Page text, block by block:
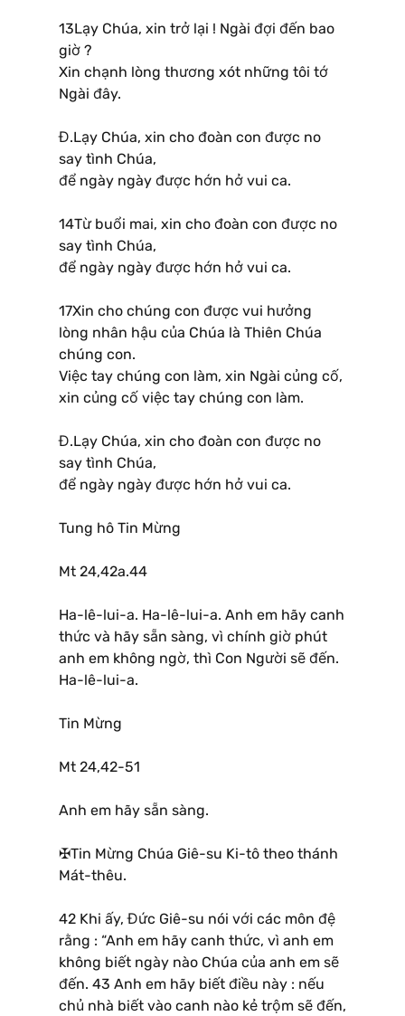
13Lạy Chúa, xin trở lại ! Ngài đợi đến bao
giờ ?
Xin chạnh lòng thương xót những tôi tớ
Ngài đây.
Đ.Lạy Chúa, xin cho đoàn con được no
say tình Chúa,
để ngày ngày được hớn hở vui ca.
14Từ buổi mai, xin cho đoàn con được no
say tình Chúa,
để ngày ngày được hớn hở vui ca.
17Xin cho chúng con được vui hưởng
lòng nhân hậu của Chúa là Thiên Chúa
chúng con.
Việc tay chúng con làm, xin Ngài củng cố,
xin củng cố việc tay chúng con làm.
Đ.Lạy Chúa, xin cho đoàn con được no
say tình Chúa,
để ngày ngày được hớn hở vui ca.
Tung hô Tin Mừng
Mt 24,42a.44
Ha-lê-lui-a. Ha-lê-lui-a. Anh em hãy canh
thức và hãy sẵn sàng, vì chính giờ phút
anh em không ngờ, thì Con Người sẽ đến.
Ha-lê-lui-a.
Tin Mừng
Mt 24,42-51
Anh em hãy sẵn sàng.
✠Tin Mừng Chúa Giê-su Ki-tô theo thánh
Mát-thêu.
42 Khi ấy, Đức Giê-su nói với các môn đệ
rằng : “Anh em hãy canh thức, vì anh em
không biết ngày nào Chúa của anh em sẽ
đến. 43 Anh em hãy biết điều này : nếu
chủ nhà biết vào canh nào kẻ trộm sẽ đến,